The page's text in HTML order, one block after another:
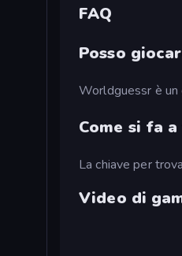
FAQ
Posso
Worldguessr è un
Come si fa
La chiave per
Video di